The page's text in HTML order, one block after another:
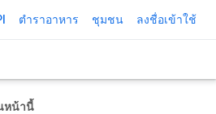
ตำราอาหาร ชุมชน ลงชื่อเข้าใช้
หน้านี้